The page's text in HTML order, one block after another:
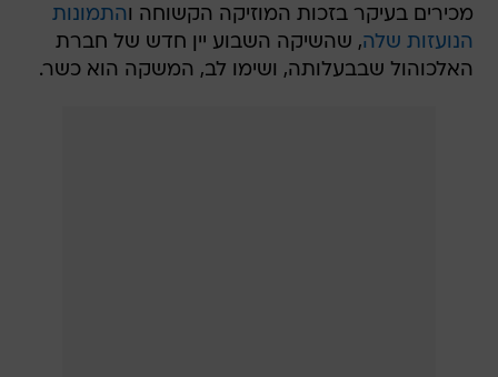
מכירים בעיקר בזכות המוזיקה הקשוחה והתמונות
הנועזות שלה, שהשיקה השבוע יין חדש של חברת
האלכוהול שבבעלותה, ושימו לב, המשקה הוא כשר.